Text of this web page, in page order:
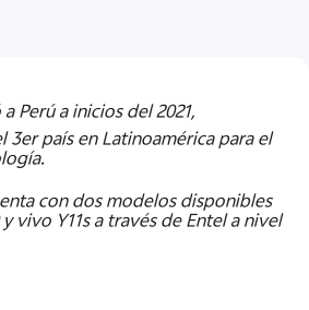
Perú a inicios del 2021,
3er país en Latinoamérica para el
con dos modelos disponibles
vivo Y11s a través de Entel a nivel